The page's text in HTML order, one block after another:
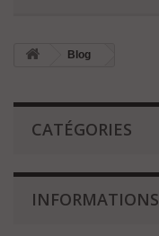
Blog
CATÉGORIES
INFORMATIONS